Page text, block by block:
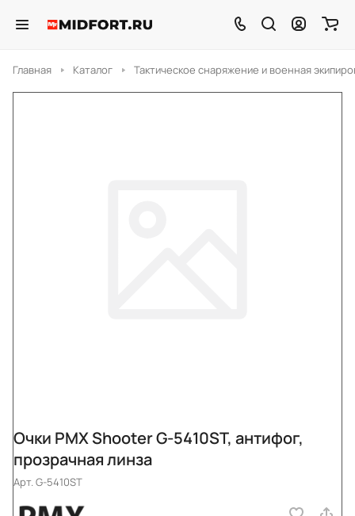
Главная Каталог Тактическое снаряжение и военная
Очки PMX Shooter G-5410ST, антифог,
прозрачная линза
Арт.G-5410ST